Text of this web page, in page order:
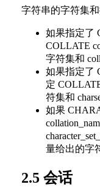
字符串的字符集
如果指定了
COLLATE
字符集和
如果指定了
定
符集和
如果
量给出的字
2.5 会话